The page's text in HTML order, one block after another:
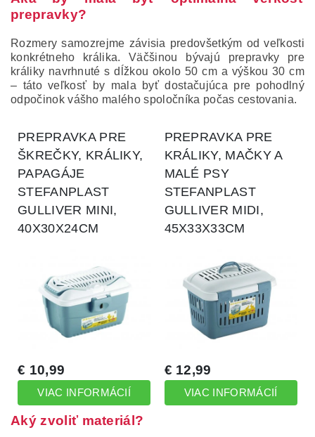
prepravky?
Rozmery samozrejme závisia predovšetkým od veľkosti
konkrétneho králika.Väčšinou bývajú prepravky pre
králiky navrhnuté s dĺžkou okolo 50 cm a výškou 30 cm
– táto veľkosť by mala byť dostačujúca pre pohodlný
odpočinok vášho malého spoločníka počas cestovania.
Aký zvoliť materiál?